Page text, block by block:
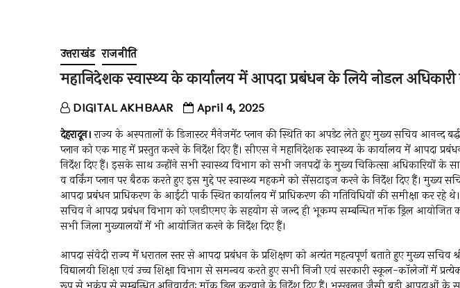
उत्तराखंड राजनीति
महानिदेशक स्वास्थ्य के कार्यालय में आपदा प्रबंधन के लिये नोडल अधिकारी
DIGITAL AKHBAAR April 4, 2025
देहरादून।राज्य के अस्पतालों के डिजास्टर मैनेजमेंट प्लान की स्थिति का अपडेट लेते हुए मुख्य सचिव आनन्द
प्लान को एक माह में प्रस्तुत करने के निर्देश दिए हैं। सीएस ने महानिदेशक स्वास्थ्य के कार्यालय में आपदा
निर्देश दिए हैं। इसके साथ उन्होंने सभी स्वास्थ्य विभाग को सभी जनपदों के मुख्य चिकित्सा अधिकारियों के
व वर्किंग प्लान पर बैठक करते हुए इस मुद्दे पर स्वास्थ्य महकमे को सेंसटाइज करने के निर्देश दिए हैं। मुख्य
आपदा प्रबंधन प्राधिकरण के आईटी पार्क स्थित कार्यालय में प्राधिकरण की गतिविधियों की समीक्षा कर रहे
सचिव ने आपदा प्रबंधन विभाग को एनडीएमए के सहयोग से जल्द ही भूकम्प सम्बन्धित मॉक ड्रिल आयोजित
सभी जिला मुख्यालयों में भी आयोजित करने के निर्देश दिए हैं।
आपदा संवेदी राज्य में धरातल स्तर से आपदा प्रबंधन के प्रशिक्षण को अत्यंत महत्वपूर्ण बताते हुए मुख्य सचिव
विद्यालयी शिक्षा एवं उच्च शिक्षा विभाग से समन्वय करते हुए सभी निजी एवं सरकारी स्कूल-कॉलेजों में